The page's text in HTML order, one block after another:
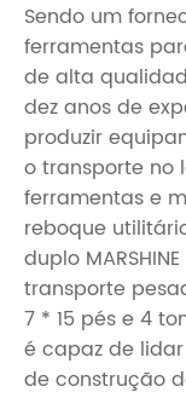
Sendo um
ferramentas
de alta
dez anos de
produzir
o transporte no
ferramentas e
reboque
duplo
transporte
7 * 15 pés e 4
é capaz de
de construção